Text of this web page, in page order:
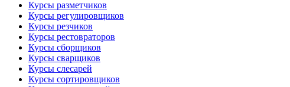
Курсы разметчиков
Курсы регулировщиков
Курсы резчиков
Курсы рестовраторов
Курсы сборщиков
Курсы сварщиков
Курсы слесарей
Курсы сортировщиков